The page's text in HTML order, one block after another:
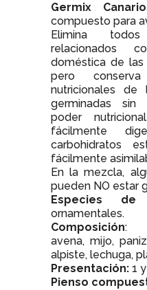
Germix
compuesto para
Elimina
relacionados
doméstica de las
pero
nutricionales de
germinadas sin
poder
fácilmente
carbohidratos
fácilmente
En la mezcla,
pueden NO estar
Especies de
ornamentales.
Composición:
avena, mijo,
alpiste, lechuga,
Presentación: 1
Pienso